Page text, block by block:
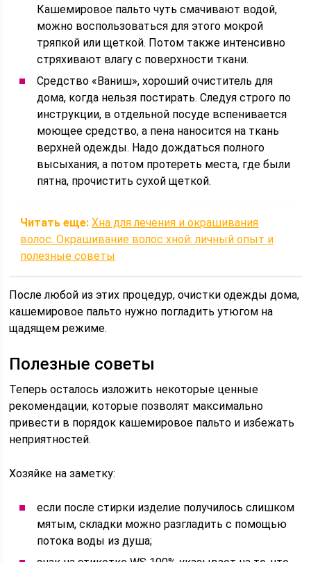
Кашемировое пальто чуть смачивают водой,
можно воспользоваться для этого мокрой
тряпкой или щеткой. Потом также интенсивно
стряхивают влагу с поверхности ткани.
Средство «Ваниш», хороший очиститель для
дома, когда нельзя постирать. Следуя строго по
инструкции, в отдельной посуде вспенивается
моющее средство, а пена наносится на ткань
верхней одежды. Надо дождаться полного
высыхания, а потом протереть места, где были
пятна, прочистить сухой щеткой.
Читать еще: Хна для лечения и окрашивания
волос. Окрашивание волос хной: личный опыт и
полезные советы
После любой из этих процедур, очистки одежды дома,
кашемировое пальто нужно погладить утюгом на
щадящем режиме.
Полезные советы
Теперь осталось изложить некоторые ценные
рекомендации, которые позволят максимально
привести в порядок кашемировое пальто и избежать
неприятностей.
Хозяйке на заметку:
если после стирки изделие получилось слишком
мятым, складки можно разгладить с помощью
потока воды из душа;